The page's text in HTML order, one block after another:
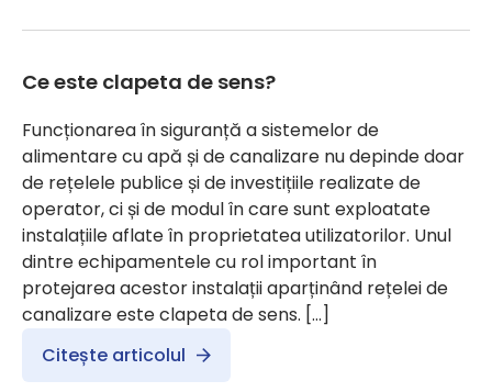
Ce este clapeta de sens?
Funcționarea în siguranță a sistemelor de
alimentare cu apă și de canalizare nu depinde doar
de rețelele publice și de investițiile realizate de
operator, ci și de modul în care sunt exploatate
instalațiile aflate în proprietatea utilizatorilor. Unul
dintre echipamentele cu rol important în
protejarea acestor instalații aparținând rețelei de
canalizare este clapeta de sens. […]
Citește articolul